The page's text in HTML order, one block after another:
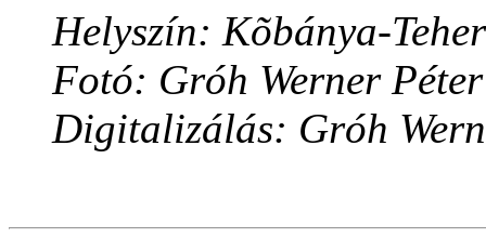
Helyszín: Kõbánya-
Fotó: Gróh Werner Péter
Digitalizálás: Gróh